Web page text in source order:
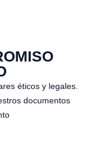
éticos y legales.
documentos